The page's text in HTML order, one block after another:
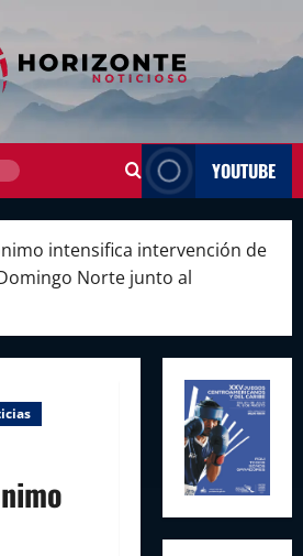
YOUTUBE
intensifica intervención de
Norte junto al